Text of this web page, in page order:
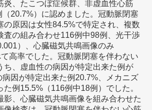
炎、たこつぼ症候群、非虚血性心筋
20.7%）に認めました。冠動脈閉塞
の原因は女性84.5%で特定され、複数
査の組み合わせ116例中98例、光干渉
）、心臓磁気共鳴画像のみ
て高率でした。冠動脈閉塞を伴わない
ち、虚血性の病因が特定出来た例が
因が特定出来た例20.7%、メカニズ
た例15.5%（116例中18例）でした。
影、心臓磁気共鳴画像を組み合わせた